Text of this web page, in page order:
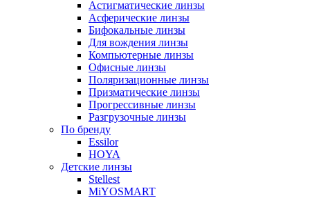
Астигматические линзы
Асферические линзы
Бифокальные линзы
Для вождения линзы
Компьютерные линзы
Офисные линзы
Поляризационные линзы
Призматические линзы
Прогрессивные линзы
Разгрузочные линзы
По бренду
Essilor
HOYA
Детские линзы
Stellest
MiYOSMART